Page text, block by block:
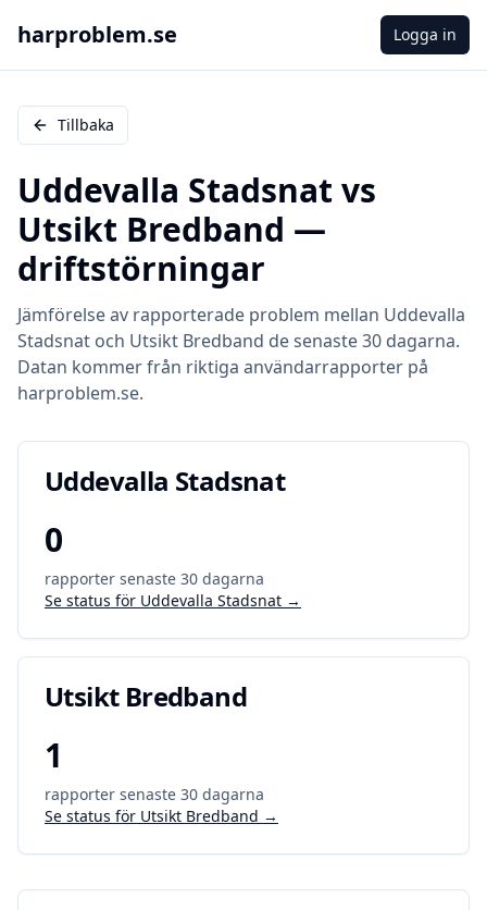
harproblem.se Logga in
Tillbaka
Uddevalla Stadsnat vs
Utsikt Bredband —
driftstörningar
Jämförelse av rapporterade problem mellan Uddevalla
Stadsnat och Utsikt Bredband de senaste 30 dagarna.
Datan kommer från riktiga användarrapporter på
harproblem.se.
Uddevalla Stadsnat
0
rapporter senaste 30 dagarna
Se status för Uddevalla Stadsnat →
Utsikt Bredband
1
rapporter senaste 30 dagarna
Se status för Utsikt Bredband →